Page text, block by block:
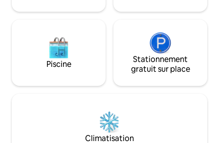
Accès facile aux plages, aux voies
le paddle, le VTT et tout ce que West
Marin a à offrir. Ou profitez simplement
de vous détendre dans ce cadre
confortable et magnifique. Promenez-
et au Tap Room au bout de la rue et
l'étage, vous trouverez un grand espace
salon/salle à manger/cuisine construit
nourriture ! Nous accueillons des
Piscine
Stationnement
gratuit sur place
Climatisation